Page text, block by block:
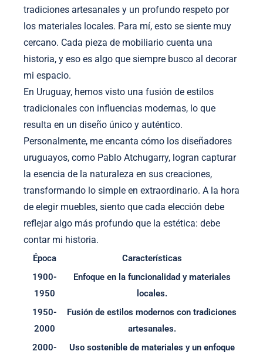
tradiciones artesanales y un profundo respeto por
los materiales locales. Para mí, esto se siente muy
cercano. Cada pieza de mobiliario cuenta una
historia, y eso es algo que siempre busco al decorar
mi espacio.
En Uruguay, hemos visto una fusión de estilos
tradicionales con influencias modernas, lo que
resulta en un diseño único y auténtico.
Personalmente, me encanta cómo los diseñadores
uruguayos, como Pablo Atchugarry, logran capturar
la esencia de la naturaleza en sus creaciones,
transformando lo simple en extraordinario. A la hora
de elegir muebles, siento que cada elección debe
reflejar algo más profundo que la estética: debe
contar mi historia.
Época
Características
1900-
1950
Enfoque en la funcionalidad y materiales
locales.
1950-
2000
Fusión de estilos modernos con tradiciones
artesanales.
2000-
Uso sostenible de materiales y un enfoque